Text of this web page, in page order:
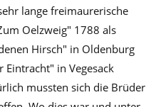
lange freimaurerische
Oelzweig" 1788 als
Hirsch" in Oldenburg
in Vegesack
mussten sich die Brüder